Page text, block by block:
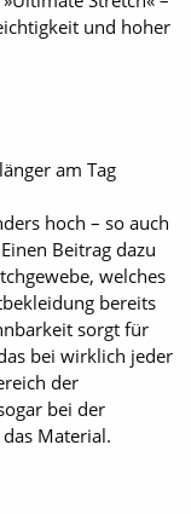
und hoher
am Tag
hoch – so auch
Beitrag dazu
welches
bereits
sorgt für
bei wirklich jeder
der
bei der
Material.